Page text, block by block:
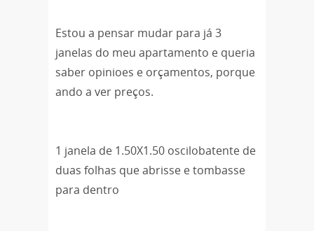
Estou a pensar mudar para já 3
janelas do meu apartamento e queria
saber opinioes e orçamentos, porque
ando a ver preços.
1 janela de 1.50X1.50 oscilobatente de
duas folhas que abrisse e tombasse
para dentro